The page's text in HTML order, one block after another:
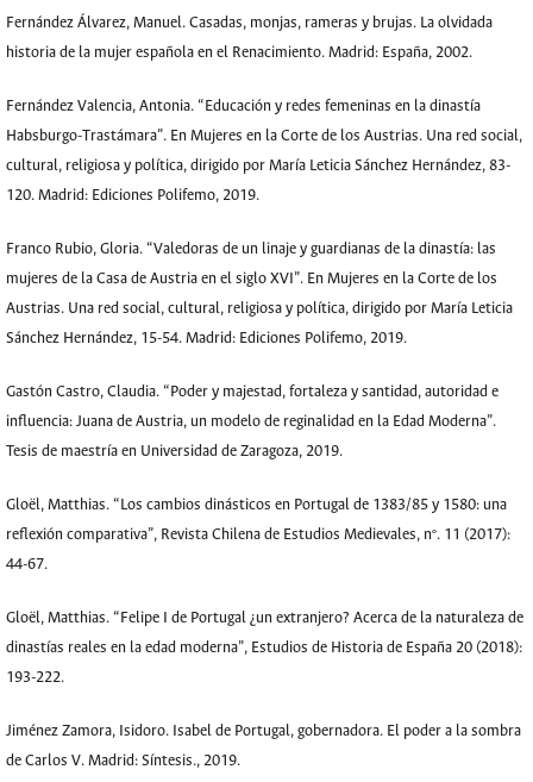
Fernández Álvarez, Manuel. Casadas, monjas, rameras y brujas. La olvidada
historia de la mujer española en el Renacimiento. Madrid: España, 2002.
Fernández Valencia, Antonia. “Educación y redes femeninas en la dinastía
Habsburgo-Trastámara”. En Mujeres en la Corte de los Austrias. Una red social,
cultural, religiosa y política, dirigido por María Leticia Sánchez Hernández, 83-
120. Madrid: Ediciones Polifemo, 2019.
Franco Rubio, Gloria. “Valedoras de un linaje y guardianas de la dinastía: las
mujeres de la Casa de Austria en el siglo XVI”. En Mujeres en la Corte de los
Austrias. Una red social, cultural, religiosa y política, dirigido por María Leticia
Sánchez Hernández, 15-54. Madrid: Ediciones Polifemo, 2019.
Gastón Castro, Claudia. “Poder y majestad, fortaleza y santidad, autoridad e
influencia: Juana de Austria, un modelo de reginalidad en la Edad Moderna”.
Tesis de maestría en Universidad de Zaragoza, 2019.
Gloël, Matthias. “Los cambios dinásticos en Portugal de 1383/85 y 1580: una
reflexión comparativa”, Revista Chilena de Estudios Medievales, nº. 11 (2017):
44-67.
Gloël, Matthias. “Felipe I de Portugal ¿un extranjero? Acerca de la naturaleza de
dinastías reales en la edad moderna”, Estudios de Historia de España 20 (2018):
193-222.
Jiménez Zamora, Isidoro. Isabel de Portugal, gobernadora. El poder a la sombra
de Carlos V. Madrid: Síntesis., 2019.